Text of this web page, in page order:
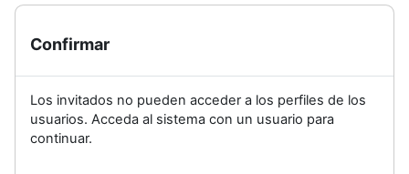
Confirmar
Los invitados no pueden acceder a los perfiles de los
usuarios. Acceda al sistema con un usuario para
continuar.